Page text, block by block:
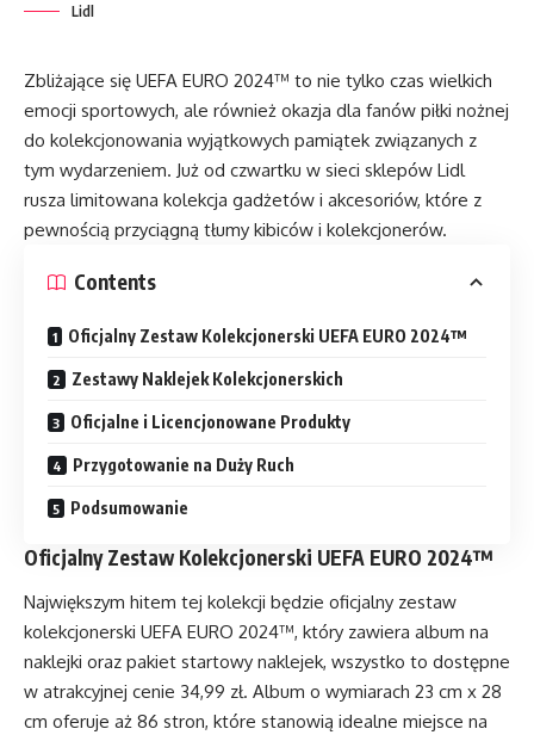
Lidl
Zbliżające się UEFA EURO 2024™ to nie tylko czas wielkich
emocji sportowych, ale również okazja dla fanów piłki nożnej
do kolekcjonowania wyjątkowych pamiątek związanych z
tym wydarzeniem. Już od czwartku w sieci sklepów Lidl
rusza limitowana kolekcja gadżetów i akcesoriów, które z
pewnością przyciągną tłumy kibiców i kolekcjonerów.
Contents
Oficjalny Zestaw Kolekcjonerski UEFA EURO 2024™
Zestawy Naklejek Kolekcjonerskich
Oficjalne i Licencjonowane Produkty
Przygotowanie na Duży Ruch
Podsumowanie
Oficjalny Zestaw Kolekcjonerski UEFA EURO 2024™
Największym hitem tej kolekcji będzie oficjalny zestaw
kolekcjonerski UEFA EURO 2024™, który zawiera album na
naklejki oraz pakiet startowy naklejek, wszystko to dostępne
w atrakcyjnej cenie 34,99 zł. Album o wymiarach 23 cm x 28
cm oferuje aż 86 stron, które stanowią idealne miejsce na